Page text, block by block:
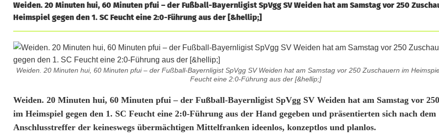
Weiden. 20 Minuten hui, 60 Minuten pfui – der Fußball-Bayernligist SpVgg SV Weiden hat am Samstag vor 250
Heimspiel gegen den 1. SC Feucht eine 2:0-Führung aus der [&hellip;]
Weiden. 20 Minuten hui, 60 Minuten pfui – der Fußball-Bayernligist SpVgg SV Weiden hat am Samstag vor 250 Zuschauern im
Feucht eine 2:0-Führung aus der [&hellip;]
G
a
Weiden. 20 Minuten hui, 60 Minuten pfui – der Fußball-Bayernligist SpVgg SV Weiden hat am Samstag vor
im Heimspiel gegen den 1. SC Feucht eine 2:0-Führung aus der Hand gegeben und präsentierten sich nach dem
Anschlusstreffer der keineswegs übermächtigen Mittelfranken ideenlos, konzeptlos und planlos.